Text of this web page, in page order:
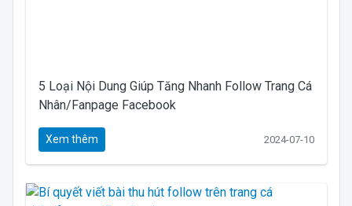
5 Loại Nội Dung Giúp Tăng Nhanh Follow Trang Cá
Nhân/Fanpage Facebook
Xem thêm 2024-07-10